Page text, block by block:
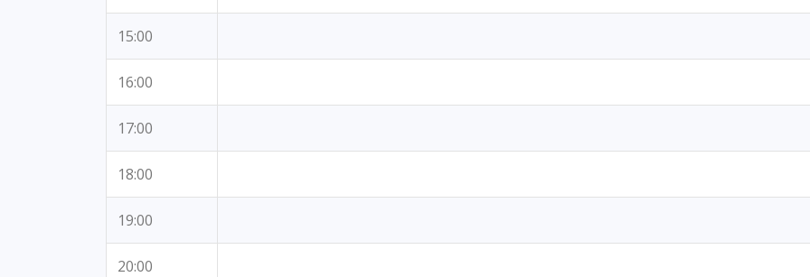
15:00
16:00
17:00
18:00
19:00
20:00